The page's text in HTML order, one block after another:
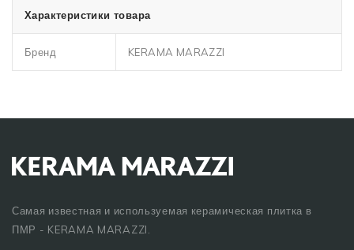
Характеристики товара
Бренд KERAMA MARAZZI
Самая известная и используемая керамическая плитка в
ПМР - KERAMA MARAZZI.